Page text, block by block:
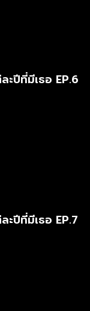
ะปีที่มีเธอ EP.6
ะปีที่มีเธอ EP.7